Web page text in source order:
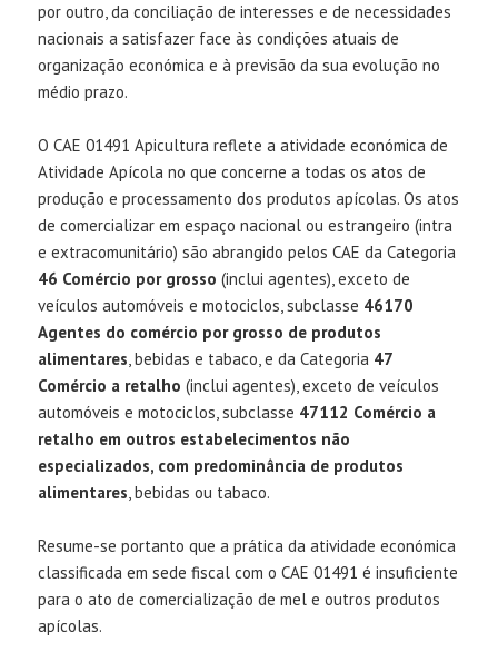
por outro, da conciliação de interesses e de necessidades
nacionais a satisfazer face às condições atuais de
organização económica e à previsão da sua evolução no
médio prazo.
O CAE 01491 Apicultura reflete a atividade económica de
Atividade Apícola no que concerne a todas os atos de
produção e processamento dos produtos apícolas. Os atos
de comercializar em espaço nacional ou estrangeiro (intra
e extracomunitário) são abrangido pelos CAE da Categoria
46 Comércio por grosso (inclui agentes), exceto de
veículos automóveis e motociclos, subclasse 46170
Agentes do comércio por grosso de produtos
alimentares, bebidas e tabaco, e da Categoria 47
Comércio a retalho (inclui agentes), exceto de veículos
automóveis e motociclos, subclasse 47112 Comércio a
retalho em outros estabelecimentos não
especializados, com predominância de produtos
alimentares, bebidas ou tabaco.
Resume-se portanto que a prática da atividade económica
classificada em sede fiscal com o CAE 01491 é insuficiente
para o ato de comercialização de mel e outros produtos
apícolas.